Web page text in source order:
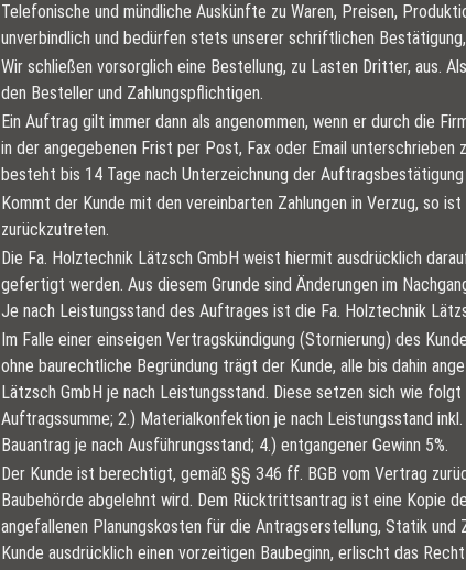
Telefonische und mündliche Auskünfte zu Waren, Preisen,
unverbindlich und bedürfen stets unserer schriftlichen
Wir schließen vorsorglich eine Bestellung, zu Lasten Dritter, aus.
den Besteller und Zahlungspflichtigen.
Ein Auftrag gilt immer dann als angenommen, wenn er durch die
in der angegebenen Frist per Post, Fax oder Email
besteht bis 14 Tage nach Unterzeichnung der
Kommt der Kunde mit den vereinbarten Zahlungen in Verzug, so
zurückzutreten.
Die Fa. Holztechnik Lätzsch GmbH weist hiermit ausdrücklich
gefertigt werden. Aus diesem Grunde sind Änderungen im
Je nach Leistungsstand des Auftrages ist die Fa. Holztechnik
Im Falle einer einseigen Vertragskündigung (Stornierung) des
ohne baurechtliche Begründung trägt der Kunde, alle bis dahin
Lätzsch GmbH je nach Leistungsstand. Diese setzen sich wie
Auftragssumme; 2.) Materialkonfektion je nach Leistungsstand
Bauantrag je nach Ausführungsstand; 4.) entgangener Gewinn 5%.
Der Kunde ist berechtigt, gemäß §§ 346 ff. BGB vom Vertrag
Baubehörde abgelehnt wird. Dem Rücktrittsantrag ist eine Kopie
angefallenen Planungskosten für die Antragserstellung, Statik
Kunde ausdrücklich einen vorzeitigen Baubeginn, erlischt das